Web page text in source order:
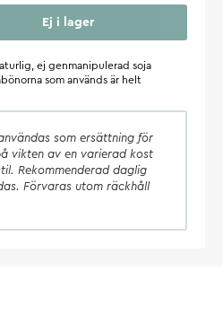
Ej i lager
ej genmanipulerad soja
som används är helt
som ersättning för
vikten av en varierad kost
Rekommenderad daglig
Förvaras utom räckhåll